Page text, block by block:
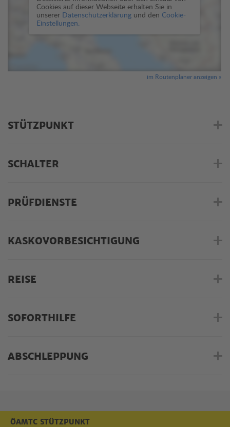
Cookies auf dieser Webseite erhalten Sie in
unserer Datenschutzerklärungund den Cookie-
Einstellungen.
im Routenplaner anzeigen »
STÜTZPUNKT
SCHALTER
PRÜFDIENSTE
KASKOVORBESICHTIGUNG
REISE
SOFORTHILFE
ABSCHLEPPUNG
ÖAMTC STÜTZPUNKT